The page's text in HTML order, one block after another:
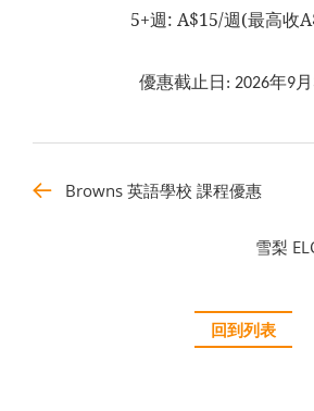
5+週: A$15/週(最高收
優惠截止日: 2026年9月
Browns 英語學校 課程優惠
雪梨
回到列表